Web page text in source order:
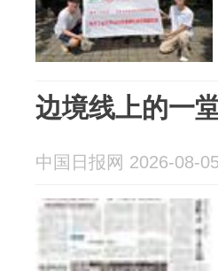
边境线上的一
中国日报网 2026-08-05